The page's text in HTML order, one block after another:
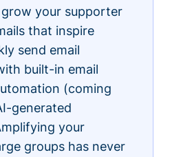
grow your supporter
that inspire
send email
built-in email
(coming
generated
your
groups has never